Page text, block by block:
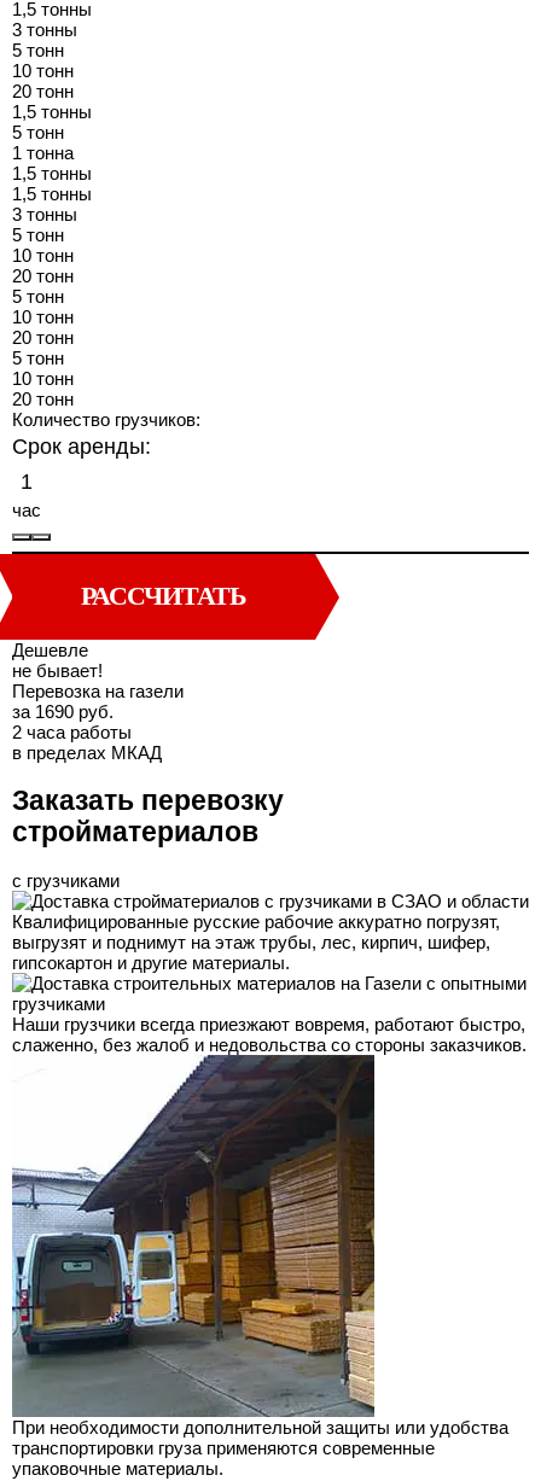
1,5 тонны
3 тонны
5 тонн
10 тонн
20 тонн
1,5 тонны
5 тонн
1 тонна
1,5 тонны
1,5 тонны
3 тонны
5 тонн
10 тонн
20 тонн
5 тонн
10 тонн
20 тонн
5 тонн
10 тонн
20 тонн
Количество грузчиков:
Срок аренды:
час
РАССЧИТАТЬ
Дешевле
не бывает!
Перевозка на газели
за 1690 руб.
2 часа работы
в пределах МКАД
Заказать перевозку
стройматериалов
с грузчиками
Квалифицированные русские рабочие аккуратно погрузят,
выгрузят и поднимут на этаж трубы, лес, кирпич, шифер,
гипсокартон и другие материалы.
Наши грузчики всегда приезжают вовремя, работают быстро,
слаженно, без жалоб и недовольства со стороны заказчиков.
При необходимости дополнительной защиты или удобства
транспортировки груза применяются современные
упаковочные материалы.